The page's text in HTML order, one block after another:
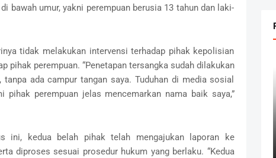
bawah umur, yakni perempuan berusia 13 tahun dan laki-
tidak melakukan intervensi terhadap pihak kepolisian
pihak perempuan. “Penetapan tersangka sudah dilakukan
ada campur tangan saya. Tuduhan di media sosial
pihak perempuan jelas mencemarkan nama baik saya,”
ini, kedua belah pihak telah mengajukan laporan ke
diproses sesuai prosedur hukum yang berlaku. “Kedua